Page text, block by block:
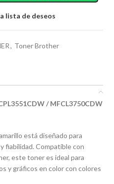
lista de deseos
, Toner Brother
/ MFCL3750CDW
está diseñado para
fiabilidad. Compatible con
este toner es ideal para
y gráficos en color con colores